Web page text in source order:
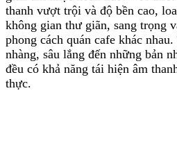
thanh vượt trội và độ bền cao,
không gian thư giãn, sang trọng
phong cách quán cafe khác
nhàng, sâu lắng đến những bản
đều có khả năng tái hiện âm
thực.